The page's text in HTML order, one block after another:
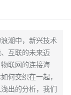
潮中，新兴技术
互联的未来迈
联网的连接海
何交织在一起，
出的分析，我们